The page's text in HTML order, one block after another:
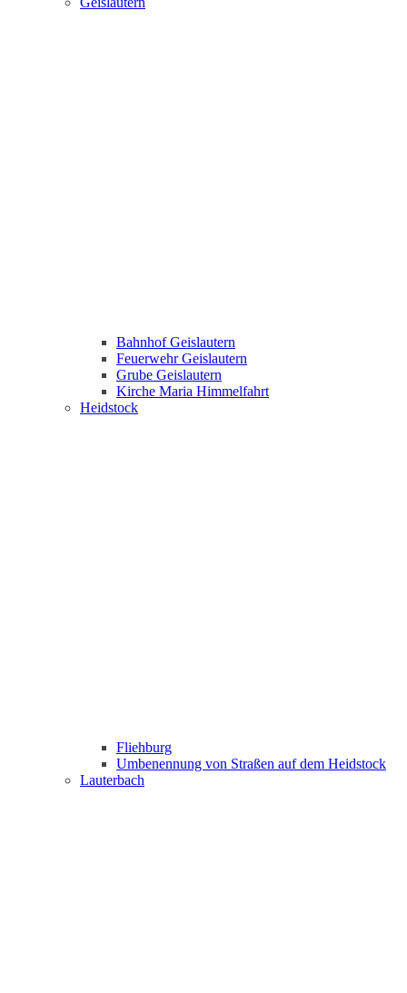
Bahnhof Geislautern
Feuerwehr Geislautern
Grube Geislautern
Kirche Maria Himmelfahrt
Heidstock
Fliehburg
Umbenennung von Straßen auf dem Heidstock
Lauterbach